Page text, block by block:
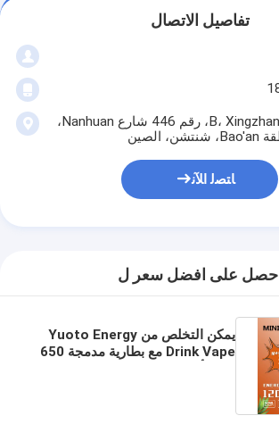
تفاصيل الاتصال
12F، الكتلة B، Xingzhan Plaza، رقم 446 شارع Nanhuan،
ﺎﺘﺼﻟ ﺍﻶﻧ
احصل على افضل سعر ل
يمكن التخلص من Yuoto Energy
Drink Vape مع بطارية مدمجة 650